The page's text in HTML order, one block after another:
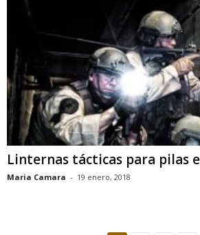
Linternas tácticas para pilas
Maria Camara - 19 enero, 2018